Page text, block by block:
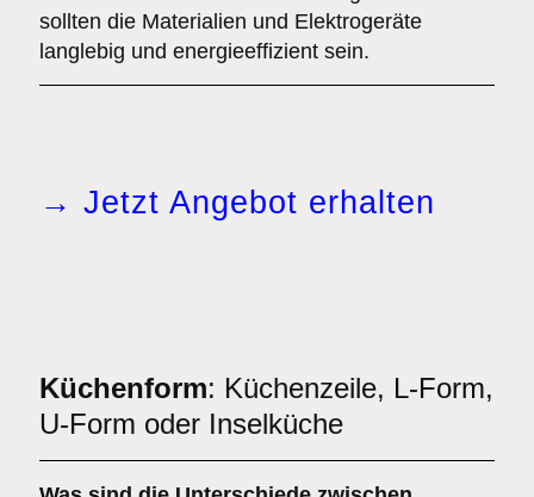
sollten die Materialien und Elektrogeräte
langlebig und energieeffizient sein.
→ Jetzt Angebot erhalten
Küchenform: Küchenzeile, L-Form,
U-Form oder Inselküche